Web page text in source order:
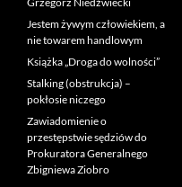
Jestem żywym człowiekiem, a
nie towarem handlowym
Książka „Droga do wolności”
Stalking (obstrukcja) –
pokłosie niczego
Zawiadomienie o
przestępstwie sędziów do
Prokuratora Generalnego
Zbigniewa Ziobro